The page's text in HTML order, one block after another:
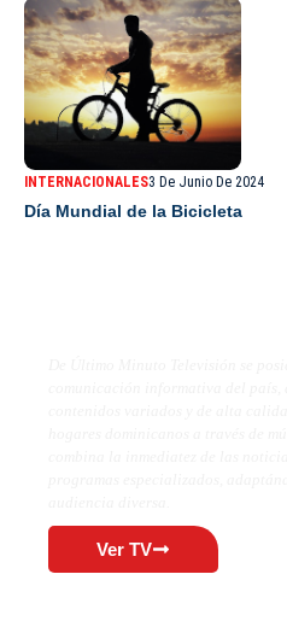
INTERNACIONALES3 De Junio De 2024
Día Mundial de la Bicicleta
Ver TV